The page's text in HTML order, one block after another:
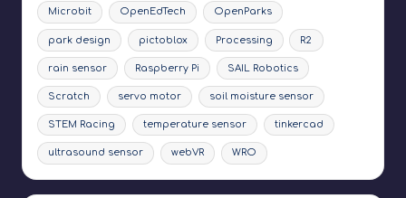
Microbit OpenEdTech OpenParks
park design pictoblox Processing R2
rain sensor Raspberry Pi SAIL Robotics
Scratch servo motor soil moisture sensor
STEM Racing temperature sensor tinkercad
ultrasound sensor webVR WRO